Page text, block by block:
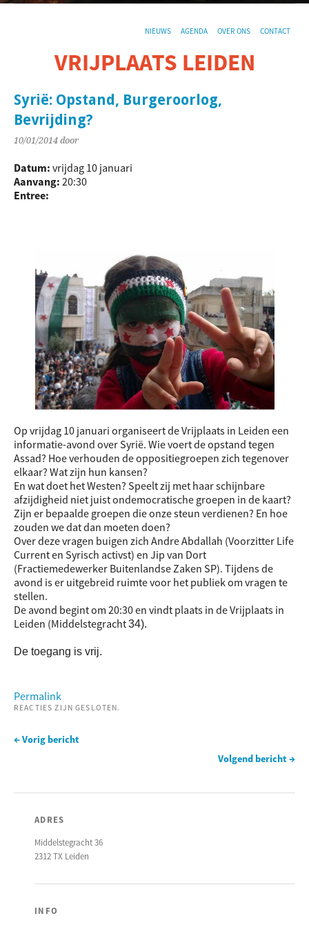
NIEUWS AGENDA OVER ONS CONTACT
VRIJPLAATS LEIDEN
Syrië: Opstand, Burgeroorlog,
Bevrijding?
10/01/2014 door
Datum: vrijdag 10 januari
Aanvang: 20:30
Entree:
Op vrijdag 10 januari organiseert de Vrijplaats in Leiden een
informatie-avond over Syrië. Wie voert de opstand tegen
Assad? Hoe verhouden de oppositiegroepen zich tegenover
elkaar? Wat zijn hun kansen?
En wat doet het Westen? Speelt zij met haar schijnbare
afzijdigheid niet juist ondemocratische groepen in de kaart?
Zijn er bepaalde groepen die onze steun verdienen? En hoe
zouden we dat dan moeten doen?
Over deze vragen buigen zich Andre Abdallah (Voorzitter Life
Current en Syrisch activst) en Jip van Dort
(Fractiemedewerker Buitenlandse Zaken SP). Tijdens de
avond is er uitgebreid ruimte voor het publiek om vragen te
stellen.
De avond begint om 20:30 en vindt plaats in de Vrijplaats in
Leiden (Middelstegracht34).
De toegang is vrij.
Permalink
REACTIES ZIJN GESLOTEN.
← Vorig bericht
Volgend bericht →
ADRES
Middelstegracht 36
2312 TX Leiden
INFO